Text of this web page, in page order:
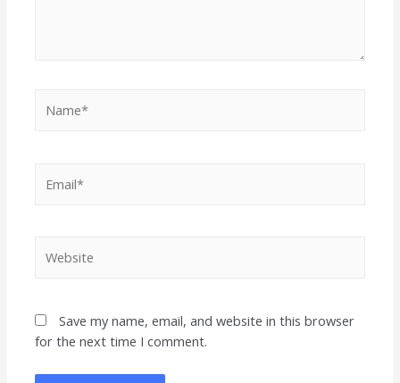
Save my name, email, and website in this browser
for the next time I comment.